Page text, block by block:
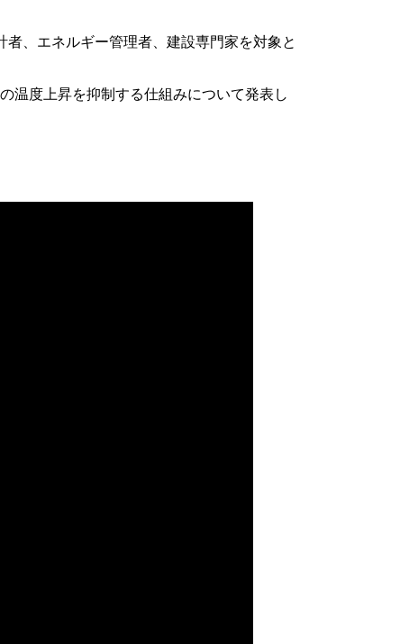
、エネルギー管理者、建設専門家を対象と
温度上昇を抑制する仕組みについて発表し